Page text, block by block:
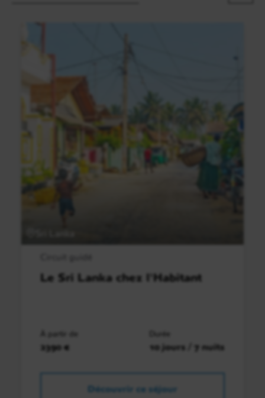
Le Sri Lanka chez l'Habitant
À partir de
2390 €
Durée
10 jours / 7 nuits
Découvrir ce séjour